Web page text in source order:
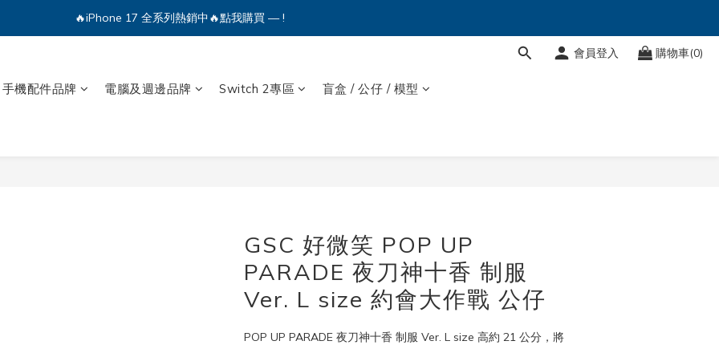
🔥iPhone 17 全系列熱銷中🔥點我購買 — !
💕加入Q哥 Line 新好友領優惠券！🎫
會員登入 購物車(0)
手機配件品牌 電腦及週邊品牌 Switch 2專區 盲盒 / 公仔 / 模型
GSC 好微笑 POP UP
PARADE 夜刀神十香 制服
Ver. L size 約會大作戰 公仔
POP UP PARADE 夜刀神十香 制服 Ver. L size 高約 21 公分，將